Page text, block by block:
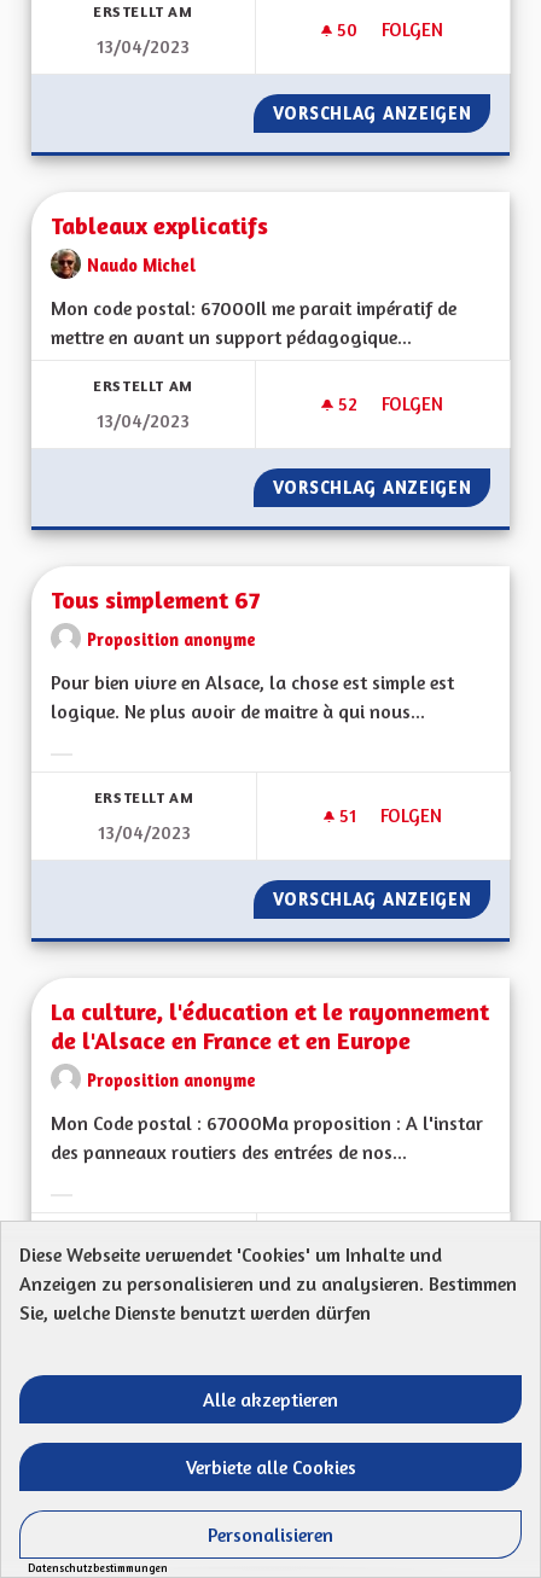
ERSTELLT AM
13/04/2023
50 50 FOLLOWER
FOLGEN
TABLEAUX
VORSCHLAG ANZEIGEN
Tableaux explicatifs
Naudo Michel
Mon code postal: 67000 Il me parait impératif de
mettre en avant un support pédagogique...
ERSTELLT AM
13/04/2023
52 52 FOLLOWER
FOLGEN
TABLEAUX
VORSCHLAG ANZEIGEN
Tous simplement 67
Proposition anonyme
Pour bien vivre en Alsace, la chose est simple est
logique. Ne plus avoir de maitre à qui nous...
ERSTELLT AM
13/04/2023
51 51 FOLLOWER
FOLGEN
TOUS
VORSCHLAG ANZEIGEN TOUS
La culture, l'éducation et le rayonnement
de l'Alsace en France et en Europe
Proposition anonyme
Mon Code postal : 67000Ma proposition : A l'instar
des panneaux routiers des entrées de nos...
51 51 FOLLOWER
FOLGEN
LA CULTURE,
Ne plus accepter n'importe quel projet en
matière d'énergie renouvelable
Mon Code postal : 67690Ma proposition : Ne pas
Diese Webseite verwendet 'Cookies' um Inhalte und
Anzeigen zu personalisieren und zu analysieren. Bestimmen
Sie, welche Dienste benutzt werden dürfen
Alle akzeptieren
Verbiete alle Cookies
Personalisieren
Datenschutzbestimmungen